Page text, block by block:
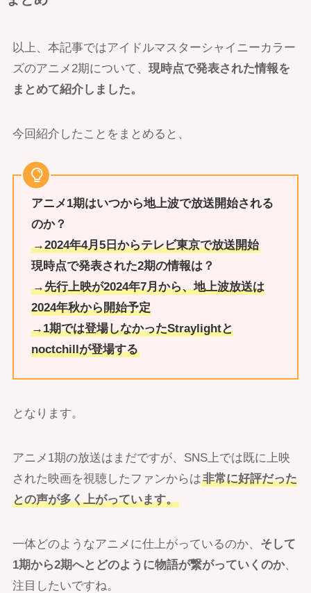
以上、本記事ではアイドルマスターシャイニーカラー
ズのアニメ2期について、 現時点で発表された情報を
まとめて紹介しました。
今回紹介したことをまとめると、
アニメ1期はいつから地上波で放送開始される
のか？
→2024年4月5日からテレビ東京で放送開始
現時点で発表された2期の情報は？
→先行上映が2024年7月から、地上波放送は
2024年秋から開始予定
→1期では登場しなかったStraylightと
noctchillが登場する
となります。
アニメ1期の放送はまだですが、SNS上では既に上映
された映画を視聴したファンからは非常に好評だった
との声が多く上がっています。
一体どのようなアニメに仕上がっているのか、 そして
1期から2期へとどのように物語が繋がっていくのか、
注目したいですね。